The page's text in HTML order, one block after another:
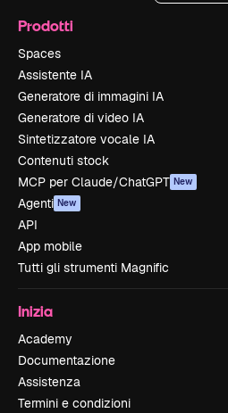
Prodotti
Spaces
Assistente IA
Generatore di immagini IA
Generatore di video IA
Sintetizzatore vocale IA
Contenuti stock
MCP per Claude/ChatGPT New
Agenti New
API
App mobile
Tutti gli strumenti Magnific
Inizia
Academy
Documentazione
Assistenza
Termini e condizioni